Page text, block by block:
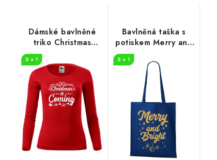
Dámské bavlněné
triko Christmas
2 + 1
Bavlněná taška s
potiskem Merry and
2 + 1